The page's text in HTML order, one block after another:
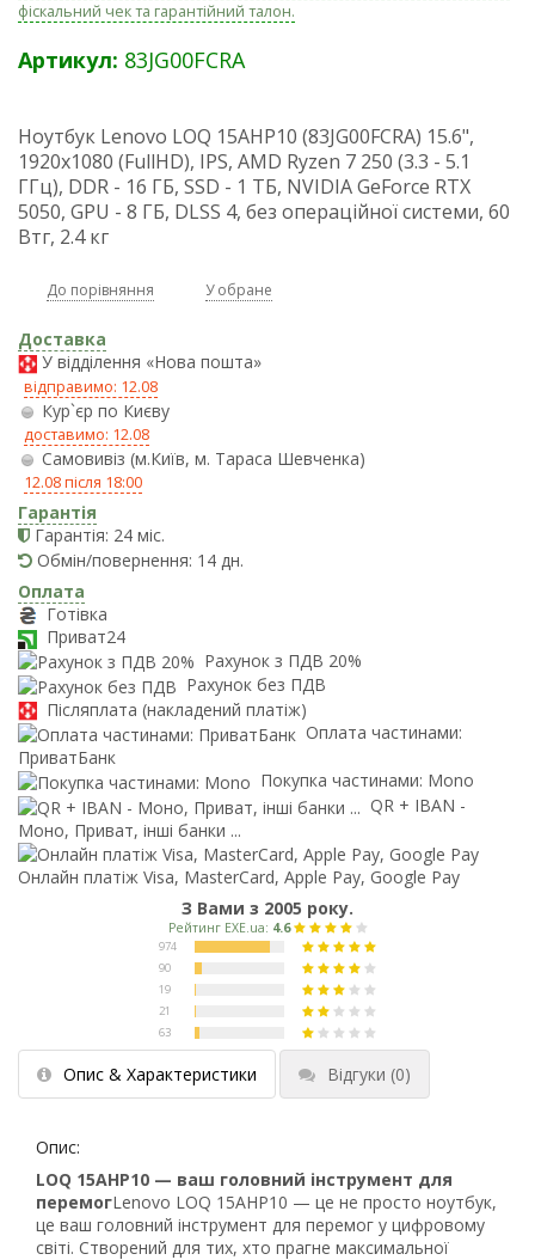
фіскальний чек та гарантійний талон.
Артикул: 83JG00FCRA
Ноутбук Lenovo LOQ 15AHP10 (83JG00FCRA) 15.6",
1920х1080 (FullHD), IPS, AMD Ryzen 7 250 (3.3 - 5.1
ГГц), DDR - 16 ГБ, SSD - 1 ТБ, NVIDIA GeForce RTX
5050, GPU - 8 ГБ, DLSS 4, без операційної системи, 60
Втг, 2.4 кг
До порівняння У обране
Доставка
У відділення «Нова пошта»
відправимо: 12.08
Кур`єр по Києву
доставимо: 12.08
Самовивіз (м.Київ, м. Тараса Шевченка)
12.08 після 18:00
Гарантія
Гарантія: 24 міс.
Обмін/повернення: 14 дн.
Оплата
Готівка
Приват24
Рахунок з ПДВ 20%
Рахунок без ПДВ
Післяплата (накладений платіж)
Оплата частинами:
ПриватБанк
Покупка частинами: Mono
QR + IBAN -
Моно, Приват, інші банки ...
Онлайн платіж Visa, MasterCard, Apple Pay, Google Pay
З Вами з 2005 року.
Опис & Характеристики Відгуки (0)
Опис:
LOQ 15AHP10 — ваш головний інструмент для
перемогLenovo LOQ 15AHP10 — це не просто ноутбук,
це ваш головний інструмент для перемог у цифровому
світі. Створений для тих, хто прагне максимальної